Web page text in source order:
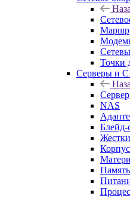
Точки
Серверы и
NAS
Блейд-
Память